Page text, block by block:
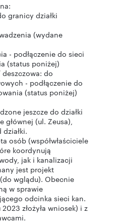
granicy działki
(wydane
- podłączenie do sieci
(status poniżej)
do
- podłączenie do
(status poniżej)
jeszcze do działki
głównej (ul. Zeusa),
osób (współwłaściciele
koordynują
jak i kanalizacji
jest projekt
wglądu). Obecnie
w sprawie
odcinka sieci kan.
złożyła wniosek) i z